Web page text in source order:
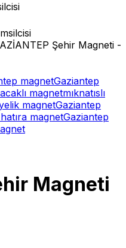
Şehir Magneti -
magnetGaziantep
magnetmıknatıslı
magnetGaziantep
magnetGaziantep
Magneti